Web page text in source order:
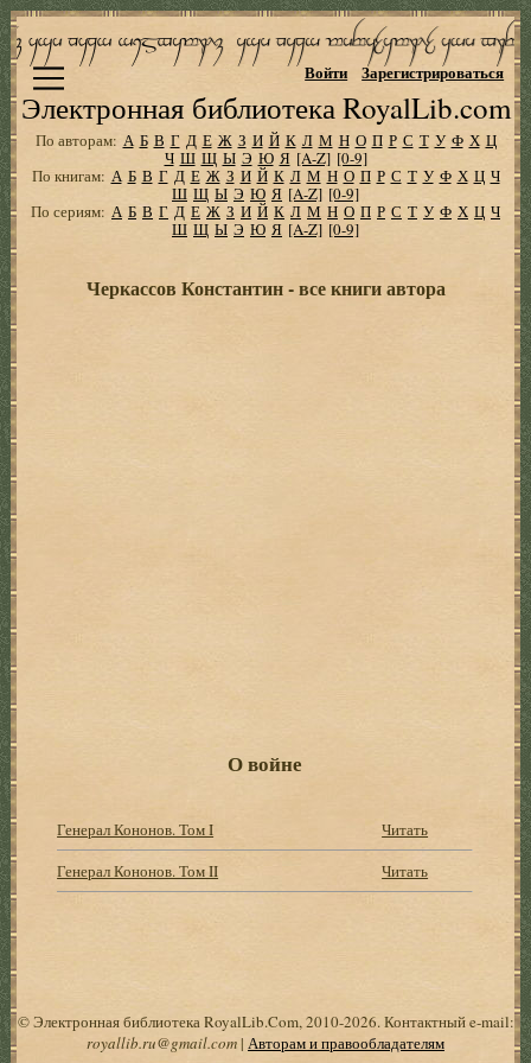
Электронная библиотека RoyalLib.com
Войти Зарегистрироваться
По авторам: А Б В Г Д Е Ж З И Й К Л М Н О П Р С Т У Ф Х Ц
Ч Ш Щ Ы Э Ю Я [A-Z] [0-9]
По книгам: А Б В Г Д Е Ж З И Й К Л М Н О П Р С Т У Ф Х Ц Ч
Ш Щ Ы Э Ю Я [A-Z] [0-9]
По сериям: А Б В Г Д Е Ж З И Й К Л М Н О П Р С Т У Ф Х Ц Ч
Ш Щ Ы Э Ю Я [A-Z] [0-9]
Черкассов Константин - все книги автора
О войне
Генерал Кононов. Том I
Читать
Генерал Кононов. Том II
Читать
© Электронная библиотека RoyalLib.Com, 2010-2026. Контактный e-mail:
royallib.ru@gmail.com| Авторам и правообладателям